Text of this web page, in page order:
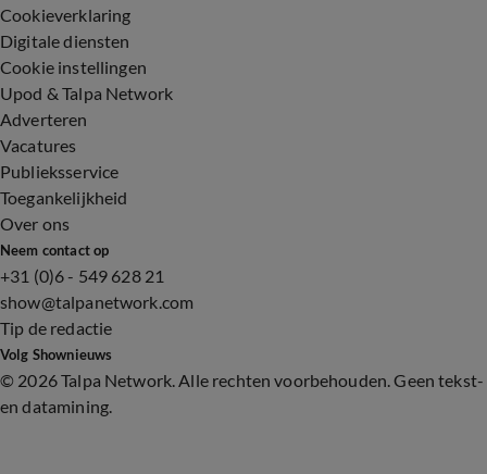
Cookieverklaring
Digitale diensten
Cookie instellingen
Upod & Talpa Network
Adverteren
Vacatures
Publieksservice
Toegankelijkheid
Over ons
Neem contact op
+31 (0)6 - 549 628 21
show@talpanetwork.com
Tip de redactie
Volg Shownieuws
© 2026 Talpa Network. Alle rechten voorbehouden. Geen tekst-
en datamining.